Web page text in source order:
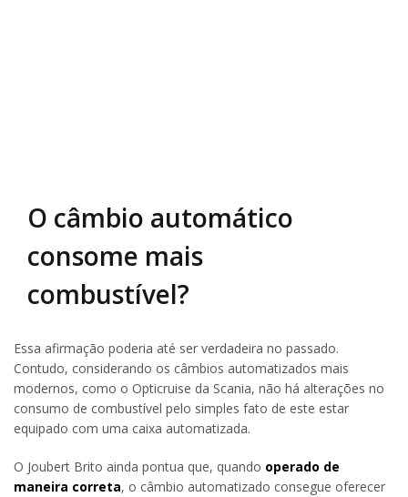
O câmbio automático
consome mais
combustível?
Essa afirmação poderia até ser verdadeira no passado.
Contudo, considerando os câmbios automatizados mais
modernos, como o Opticruise da Scania, não há alterações no
consumo de combustível pelo simples fato de este estar
equipado com uma caixa automatizada.
O Joubert Brito ainda pontua que, quando operado de
maneira correta, o câmbio automatizado consegue oferecer